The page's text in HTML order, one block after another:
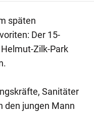
späten
Der 15-
Zilk-Park
Sanitäter
den jungen Mann